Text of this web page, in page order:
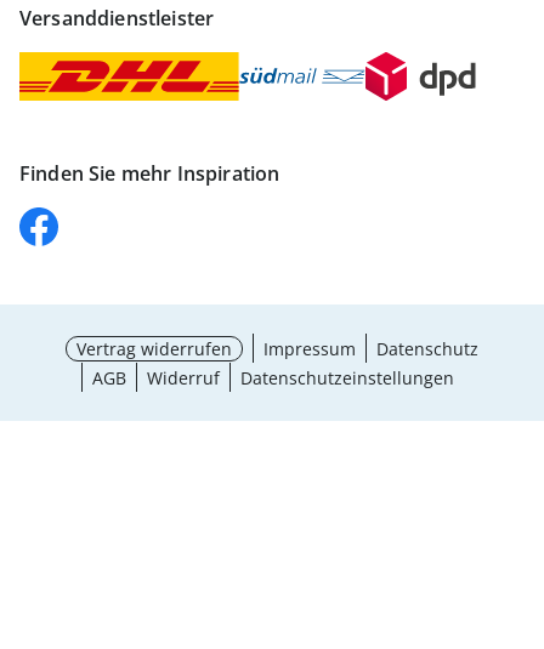
Versanddienstleister
Finden Sie mehr Inspiration
Vertrag widerrufen Impressum
Datenschutz
AGB
Widerruf Datenschutzeinstellungen